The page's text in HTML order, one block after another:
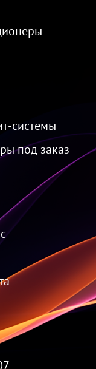
системы
под заказ